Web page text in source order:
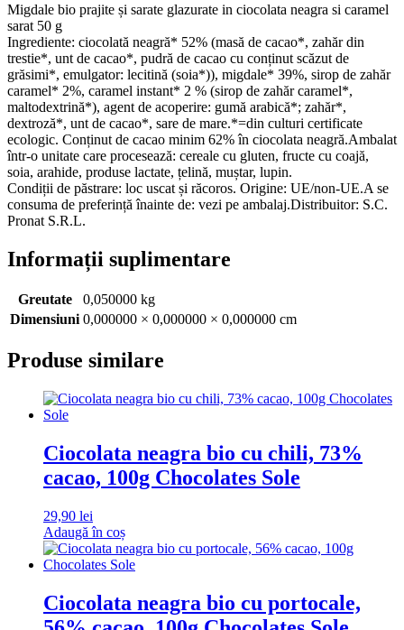
Migdale bio prajite și sarate glazurate in ciocolata neagra si caramel
sarat 50 g
Ingrediente: ciocolată neagră* 52% (masă de cacao*, zahăr din
trestie*, unt de cacao*, pudră de cacao cu conținut scăzut de
grăsimi*, emulgator: lecitină (soia*)), migdale* 39%, sirop de zahăr
caramel* 2%, caramel instant* 2 % (sirop de zahăr caramel*,
maltodextrină*), agent de acoperire: gumă arabică*; zahăr*,
dextroză*, unt de cacao*, sare de mare.*=din culturi certificate
ecologic. Conținut de cacao minim 62% în ciocolata neagră.Ambalat
într-o unitate care procesează: cereale cu gluten, fructe cu coajă,
soia, arahide, produse lactate, țelină, muștar, lupin.
Condiții de păstrare: loc uscat și răcoros. Origine: UE/non-UE.A se
consuma de preferință înainte de: vezi pe ambalaj.Distribuitor: S.C.
Pronat S.R.L.
Informații suplimentare
Greutate
0,050000 kg
Dimensiuni 0,000000 × 0,000000 × 0,000000 cm
Produse similare
Ciocolata neagra bio cu chili, 73%
cacao, 100g Chocolates Sole
29,90 lei
Adaugă în coș
Ciocolata neagra bio cu portocale,